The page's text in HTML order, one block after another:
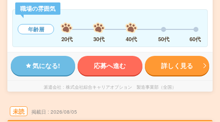
職場の雰囲気
年齢層
20代
30代 40代 50代 60代
気になる! 応募へ進む 詳しく見る
派遣会社 株式会社綜合キャリアオプション 製造事業部（全国）
未読 掲載日 2026/08/05